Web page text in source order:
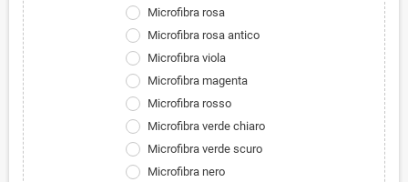
Microfibra rosa
Microfibra rosa antico
Microfibra viola
Microfibra magenta
Microfibra rosso
Microfibra verde chiaro
Microfibra verde scuro
Microfibra nero